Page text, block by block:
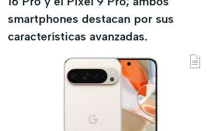
smartphones destacan por sus
características avanzadas.